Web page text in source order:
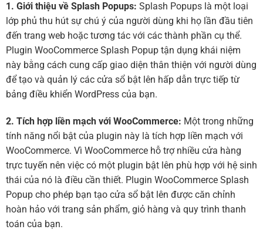
1. Giới thiệu về Splash Popups: Splash Popups là một loại
lớp phủ thu hút sự chú ý của người dùng khi họ lần đầu tiên
đến trang web hoặc tương tác với các thành phần cụ thể.
Plugin WooCommerce Splash Popup tận dụng khái niệm
này bằng cách cung cấp giao diện thân thiện với người dùng
để tạo và quản lý các cửa sổ bật lên hấp dẫn trực tiếp từ
bảng điều khiển WordPress của bạn.
2. Tích hợp liền mạch với WooCommerce: Một trong những
tính năng nổi bật của plugin này là tích hợp liền mạch với
WooCommerce. Vì WooCommerce hỗ trợ nhiều cửa hàng
trực tuyến nên việc có một plugin bật lên phù hợp với hệ sinh
thái của nó là điều cần thiết. Plugin WooCommerce Splash
Popup cho phép bạn tạo cửa sổ bật lên được căn chỉnh
hoàn hảo với trang sản phẩm, giỏ hàng và quy trình thanh
toán của bạn.